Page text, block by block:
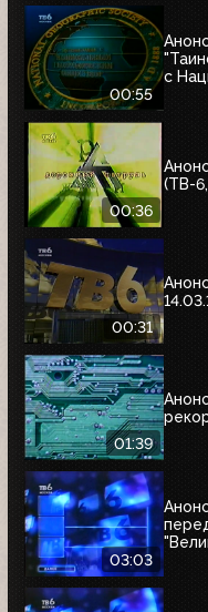
00:55
с
00:36
(ТВ-
00:31
01:39
03:03